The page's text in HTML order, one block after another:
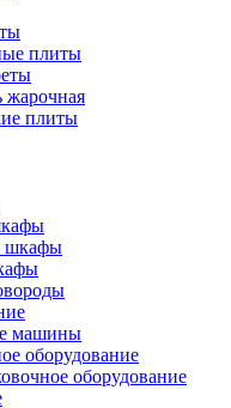
плиты
жарочная
плиты
шкафы
машины
оборудование
оборудование